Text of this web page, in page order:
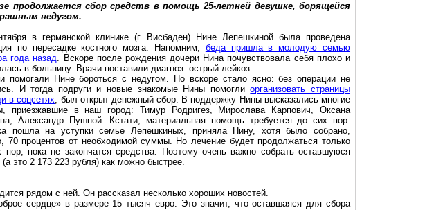
продолжается сбор средств в помощь 25-летней девушке, борящейся
недугом.
в германской клинике (г. Висбаден) Нине Лепешкиной была проведена
по пересадке костного мозга. Напомним, беда пришла в молодую семью
года назад. Вскоре после рождения дочери Нина почувствовала себя плохо и
в больницу. Врачи поставили диагноз: острый лейкоз.
помогали Нине бороться с недугом. Но вскоре стало ясно: без операции не
И тогда подруги и новые знакомые Нины помоглиорганизовать страницы
в соцсетях, был открыт денежный сбор. В поддержку Нины высказались многие
приезжавшие в наш город: Тимур Родригез, Мирослава Карпович, Оксана
Александр Пушной. Кстати, материальная помощь требуется до сих пор:
пошла на уступки семье Лепешкиных, приняла Нину, хотя было собрано,
70 процентов от необходимой суммы. Но лечение будет продолжаться только
пор, пока не закончатся средства. Поэтому очень важно собрать оставшуюся
это 2 173 223 рубля) как можно быстрее.
рядом с ней. Он рассказал несколько хороших новостей.
сердце» в размере 15 тысяч евро. Это значит, что оставшаяся для сбора